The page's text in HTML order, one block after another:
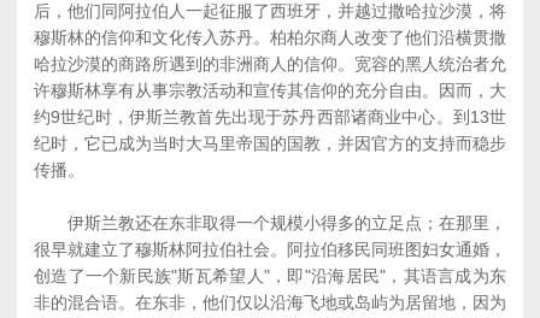
后，他们同阿拉伯人一起征服了西班牙，并越过撒哈拉沙漠，将
穆斯林的信仰和文化传入苏丹。柏柏尔商人改变了他们沿横贯撒
哈拉沙漠的商路所遇到的非洲商人的信仰。宽容的黑人统治者允
许穆斯林享有从事宗教活动和宣传其信仰的充分自由。因而，大
约9世纪时，伊斯兰教首先出现于苏丹西部诸商业中心。到13世
纪时，它已成为当时大马里帝国的国教，并因官方的支持而稳步
传播。
伊斯兰教还在东非取得一个规模小得多的立足点；在那里，
很早就建立了穆斯林阿拉伯社会。阿拉伯移民同班图妇女通婚，
创造了一个新民族"斯瓦希望人"，即"沿海居民"，其语言成为东
非的混合语。在东非，他们仅以沿海飞地或岛屿为居留地，因为